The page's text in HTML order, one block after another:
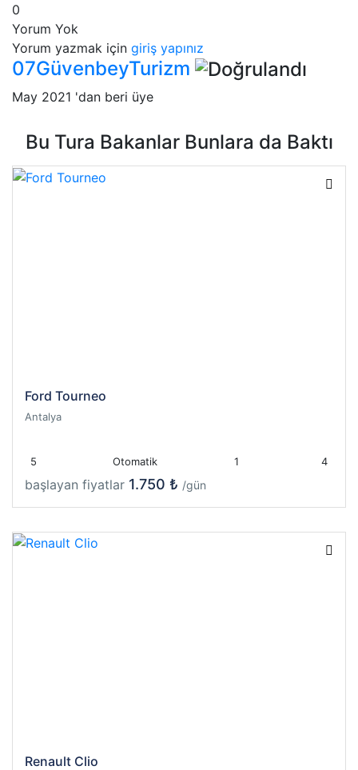
0
Yorum Yok
Yorum yazmak için giriş yapınız
07GüvenbeyTurizm
May 2021 'dan beri üye
Bu Tura Bakanlar Bunlara da Baktı
Ford Tourneo
Antalya
5 Otomatik 1 4
başlayan fiyatlar 1.750 ₺ /gün
Renault Clio